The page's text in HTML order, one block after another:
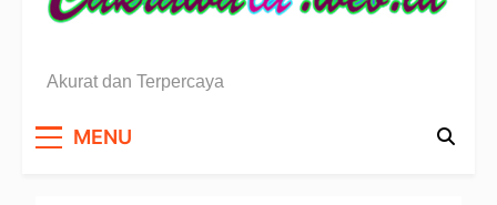
Berita Sulawesi Utara
Akurat dan Terpercaya
MENU